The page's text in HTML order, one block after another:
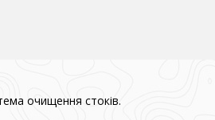
очищення стоків.